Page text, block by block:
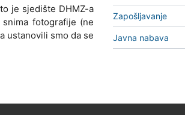
je sjedište DHMZ-a
fotografije (ne
ustanovili smo da se
Zapošljavanje
Javna nabava